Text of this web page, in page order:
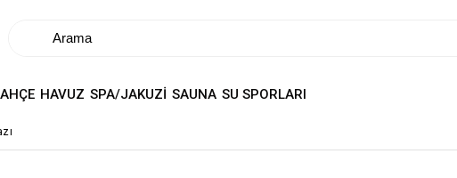
HAVUZ SPA/JAKUZİ SAUNA SU SPORLARI